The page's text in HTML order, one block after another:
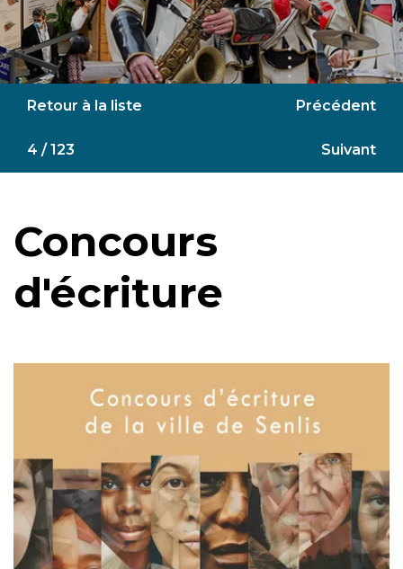
Retour à la liste Précédent
4 / 123 Suivant
Concours
d'écriture